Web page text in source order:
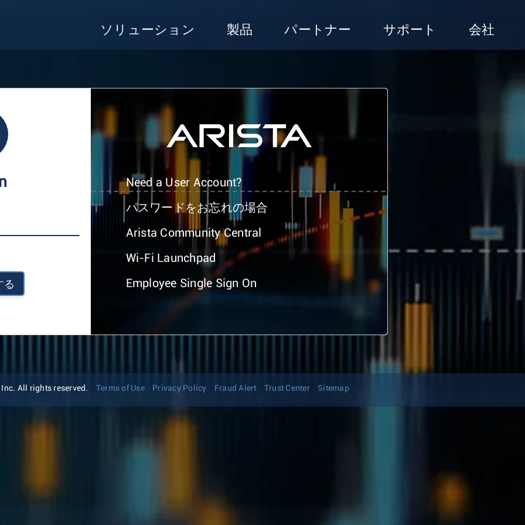
ソリューション 製品 パートナー サポート 会社
る
Need a User Account?
パスワードをお忘れの場合
Arista Community Central
Wi-Fi Launchpad
Employee Single Sign On
All rights reserved. Terms of Use Privacy Policy Fraud Alert Trust Center Sitemap